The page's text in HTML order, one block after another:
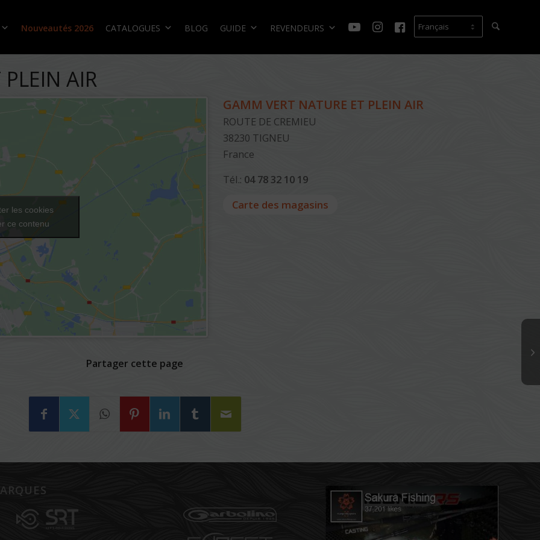
Nouveautés 2026 CATALOGUES BLOG GUIDE REVENDEURS
AIR
les cookies
ce contenu
GAMM VERT NATURE ET PLEIN AIR
ROUTE DE CREMIEU
38230 TIGNEU
France
Tél.: 04 78 32 10 19
Carte des magasins
Partager cette page